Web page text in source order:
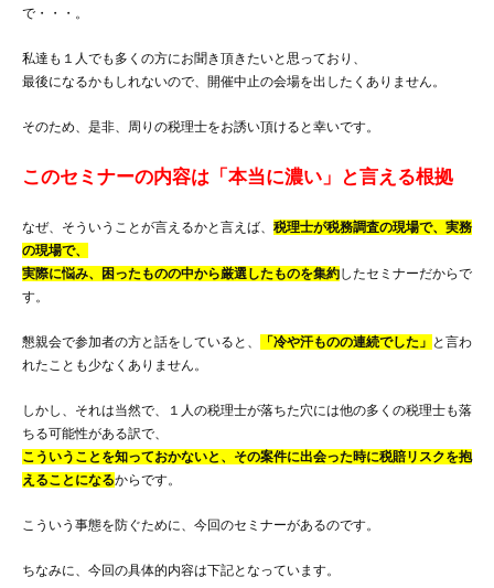
で・・・。
私達も１人でも多くの方にお聞き頂きたいと思っており、
最後になるかもしれないので、開催中止の会場を出したくありません。
そのため、是非、周りの税理士をお誘い頂けると幸いです。
このセミナーの内容は「本当に濃い」と言える根拠
なぜ、そういうことが言えるかと言えば、 税理士が税務調査の現場で、実務
の現場で、
実際に悩み、困ったものの中から厳選したものを集約したセミナーだからで
す。
懇親会で参加者の方と話をしていると、 「冷や汗ものの連続でした」 と言わ
れたことも少なくありません。
しかし、それは当然で、１人の税理士が落ちた穴には他の多くの税理士も落
ちる可能性がある訳で、
こういうことを知っておかないと、その案件に出会った時に税賠リスクを抱
えることになるからです。
こういう事態を防ぐために、今回のセミナーがあるのです。
ちなみに、今回の具体的内容は下記となっています。